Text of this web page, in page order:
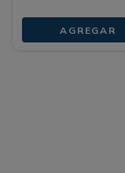
AGREGAR